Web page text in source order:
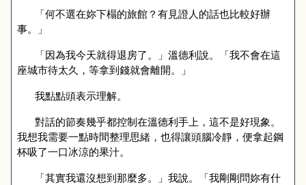
「何不選在妳下榻的旅館？有見證人的話也比較好辦
事。」
「因為我今天就得退房了。」溫德利說。「我不會在這
座城市待太久，等拿到錢就會離開。」
我點點頭表示理解。
對話的節奏幾乎都控制在溫德利手上，這不是好現象。
我想我需要一點時間整理思緒，也得讓頭腦冷靜，便拿起鋼
杯吸了一口冰涼的果汁。
「其實我還沒想到那麼多。」我說。「我剛剛問妳有什